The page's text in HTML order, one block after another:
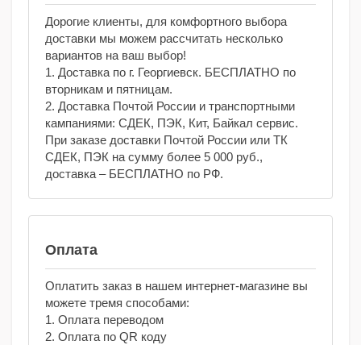
Дорогие клиенты, для комфортного выбора
доставки мы можем рассчитать несколько
вариантов на ваш выбор!
1. Доставка по г. Георгиевск. БЕСПЛАТНО по
вторникам и пятницам.
2. Доставка Почтой России и транспортными
кампаниями: СДЕК, ПЭК, Кит, Байкал сервис.
При заказе доставки Почтой России или ТК
СДЕК, ПЭК на сумму более 5 000 руб.,
доставка – БЕСПЛАТНО по РФ.
Оплата
Оплатить заказ в нашем интернет-магазине вы
можете тремя способами:
1. Оплата переводом
2. Оплата по QR коду